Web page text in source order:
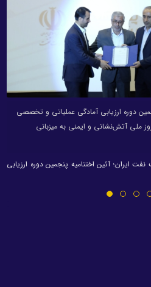
دوره ارزیابی آمادگی عملیاتی و تخصصی
ملی آتش‌نشانی و ایمنی به میزبانی
ایران؛ آئین اختتامیه پنجمین دوره ارزیابی